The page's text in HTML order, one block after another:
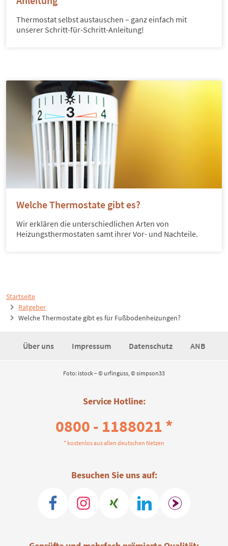
Startseite
Ratgeber
Welche Thermostate gibt es für Fußbodenheizungen?
Thermostat selbst austauschen – ganz einfach mit
unserer Schritt-für-Schritt-Anleitung!
Welche Thermostate gibt es?
Wir erklären die unterschiedlichen Arten von
Heizungsthermostaten samt ihrer Vor- und Nachteile.
Über uns Impressum Datenschutz ANB
Foto: istock – © urfinguss, © simpson33
Service Hotline:
0800 - 1188021 *
* kostenlos aus allen deutschen Netzen
Besuchen Sie uns auf: